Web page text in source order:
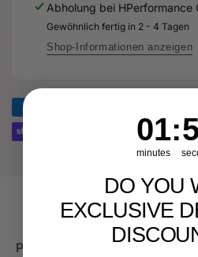
Original
Ersatzteil
für
-
Original
Ersatzteil
Abholung bei HPerformance
Gewöhnlich fertig in 2 - 4 Tagen
Shop-Informationen anzeigen
Produktbeschreibung
1
01
minutes
: 54
DO YOU
EXCLUSIVE